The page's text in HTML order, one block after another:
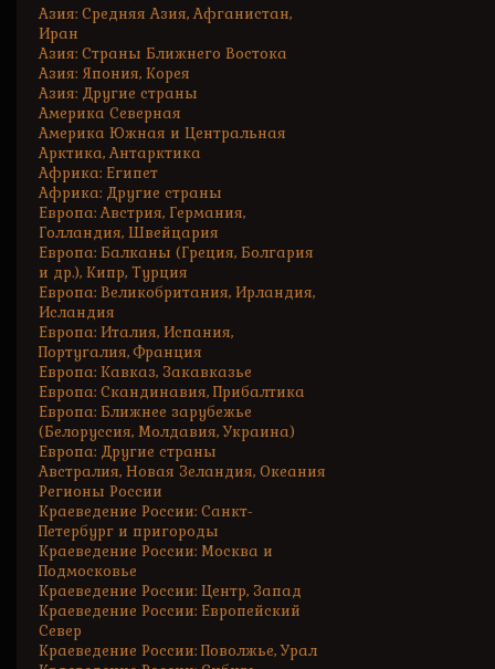
Азия: Средняя Азия, Афганистан,
Иран
Азия: Страны Ближнего Востока
Азия: Япония, Корея
Азия: Другие страны
Америка Северная
Америка Южная и Центральная
Арктика, Антарктика
Африка: Египет
Африка: Другие страны
Европа: Австрия, Германия,
Голландия, Швейцария
Европа: Балканы (Греция, Болгария
и др.), Кипр, Турция
Европа: Великобритания, Ирландия,
Исландия
Европа: Италия, Испания,
Португалия, Франция
Европа: Кавказ, Закавказье
Европа: Скандинавия, Прибалтика
Европа: Ближнее зарубежье
(Белоруссия, Молдавия, Украина)
Европа: Другие страны
Австралия, Новая Зеландия, Океания
Регионы России
Краеведение России: Санкт-
Петербург и пригороды
Краеведение России: Москва и
Подмосковье
Краеведение России: Центр, Запад
Краеведение России: Европейский
Север
Краеведение России: Поволжье, Урал